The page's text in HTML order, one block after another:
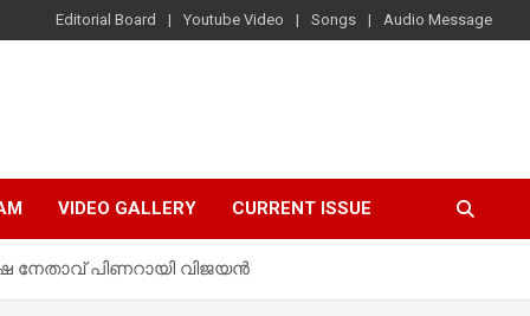
Editorial Board Youtube Video Songs Audio Message
VIDEO GALLERY CURRENT ISSUE
പിണറായി വിജയൻ